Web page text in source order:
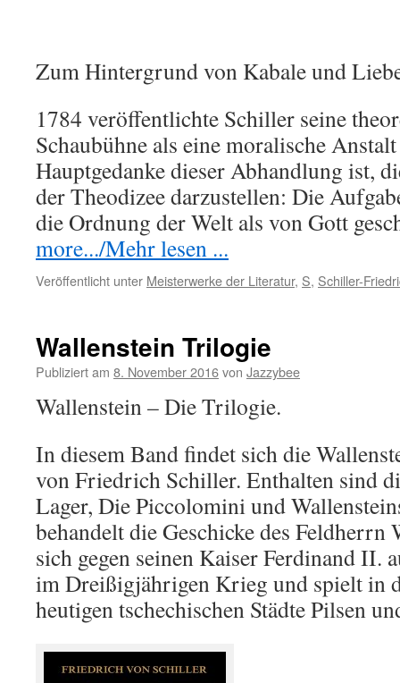
Zum Hintergrund von Kabale und
1784 veröffentlichte Schiller seine
Schaubühne als eine moralische
Hauptgedanke dieser Abhandlung ist,
der Theodizee darzustellen: Die
die Ordnung der Welt als von Gott
more.../Mehr lesen ...
Veröffentlicht unter Meisterwerke der Literatur, S, Schiller-
Wallenstein Trilogie
Publiziert am 8. November 2016von Jazzybee
Wallenstein – Die Trilogie.
In diesem Band findet sich die
von Friedrich Schiller. Enthalten sind
Lager, Die Piccolomini und
behandelt die Geschicke des Feldherrn
sich gegen seinen Kaiser Ferdinand II.
im Dreißigjährigen Krieg und spielt in
heutigen tschechischen Städte Pilsen